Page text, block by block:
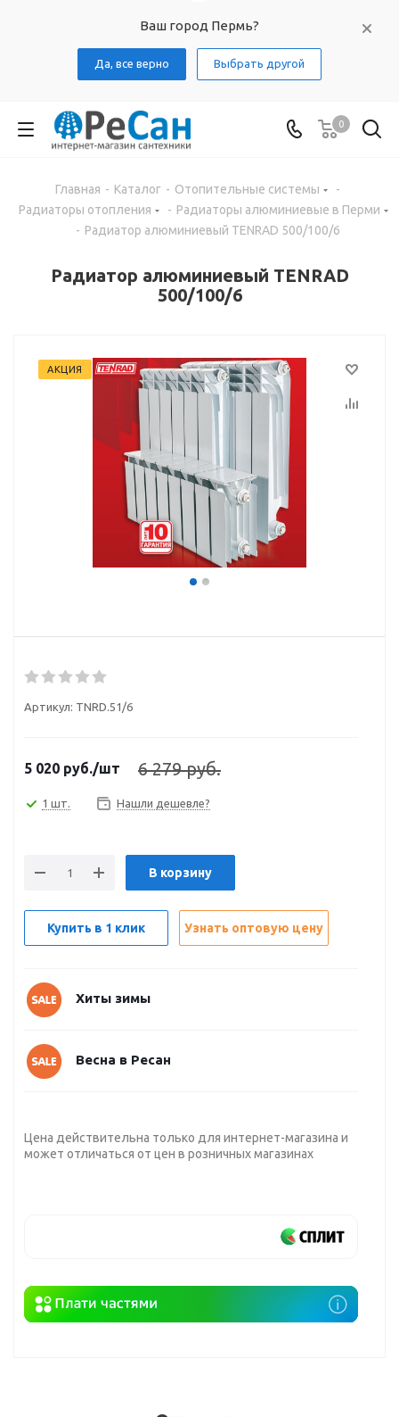
Ваш город Пермь?
Да, все верно Выбрать другой
0
Главная - Каталог - Отопительные системы
-
Радиаторы отопления
- Радиаторы алюминиевые в Перми
- Радиатор алюминиевый TENRAD 500/100/6
Радиатор алюминиевый TENRAD
500/100/6
АКЦИЯ
Артикул: TNRD.51/6
5 020 руб./шт 6 279 руб.
1 шт. Нашли дешевле?
В корзину
Купить в 1 клик Узнать оптовую цену
Хиты зимы
Весна в Ресан
Цена действительна только для интернет-магазина и
может отличаться от цен в розничных магазинах